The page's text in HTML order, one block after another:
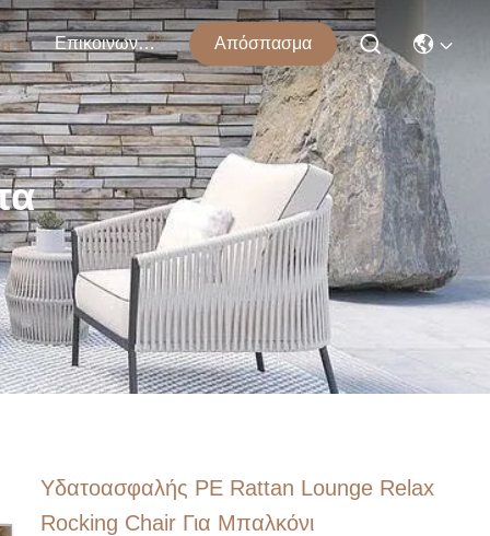
Επικοινωνήστε Μαζί Μας Απόσπασμα
Υδατοασφαλής PE Rattan Lounge Relax
Rocking Chair Για Μπαλκόνι